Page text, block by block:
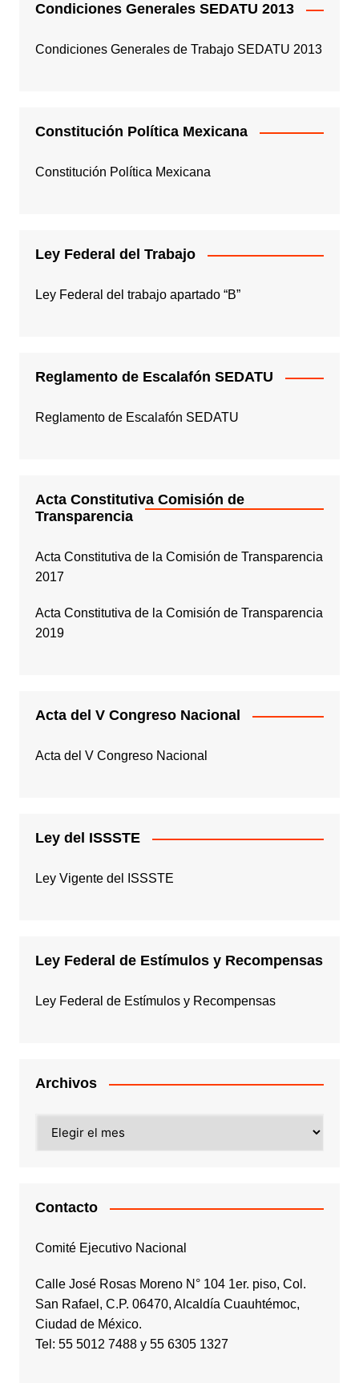
Condiciones Generales SEDATU 2013
Condiciones Generales de Trabajo SEDATU 2013
Constitución Política Mexicana
Constitución Política Mexicana
Ley Federal del Trabajo
Ley Federal del trabajo apartado “B”
Reglamento de Escalafón SEDATU
Reglamento de Escalafón SEDATU
Acta Constitutiva Comisión de
Transparencia
Acta Constitutiva de la Comisión de Transparencia
2017
Acta Constitutiva de la Comisión de Transparencia
2019
Acta del V Congreso Nacional
Acta del V Congreso Nacional
Ley del ISSSTE
Ley Vigente del ISSSTE
Ley Federal de Estímulos y Recompensas
Ley Federal de Estímulos y Recompensas
Archivos
Contacto
Comité Ejecutivo Nacional
Calle José Rosas Moreno N° 104 1er. piso, Col.
San Rafael, C.P. 06470, Alcaldía Cuauhtémoc,
Ciudad de México.
Tel: 55 5012 7488 y 55 6305 1327